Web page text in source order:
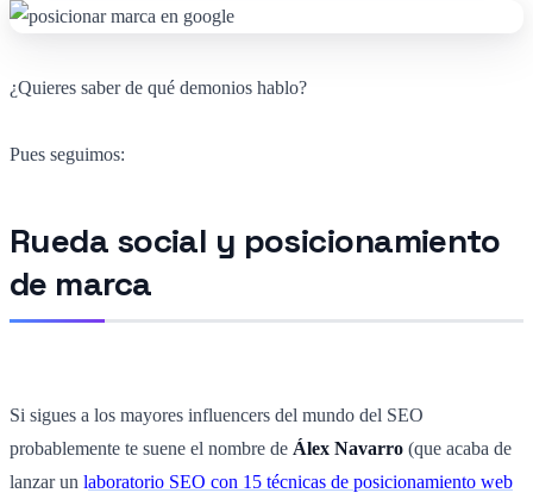
¿Quieres saber de qué demonios hablo?
Pues seguimos:
Rueda social y posicionamiento
de marca
Si sigues a los mayores influencers del mundo del SEO
probablemente te suene el nombre de Álex Navarro (que acaba de
lanzar un laboratorio SEO con 15 técnicas de posicionamiento web